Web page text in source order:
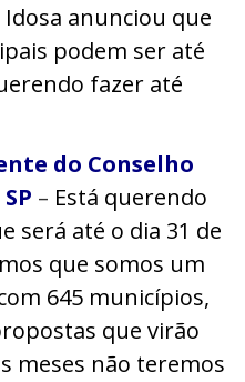
anunciou que
podem ser até
fazer até
do Conselho
– Está querendo
será até o dia 31 de
que somos um
645 municípios,
que virão
meses não teremos